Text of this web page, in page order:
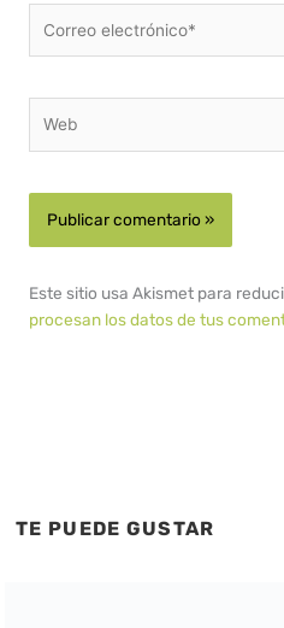
electrónico*
Este sitio usa Akismet para
procesan los datos de tus
TE PUEDE GUSTAR